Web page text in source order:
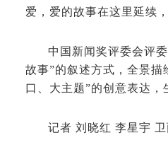
爱，爱的故事在这里延续
中国新闻奖评委会评
故事”的叙述方式，全景
口、大主题”的创意表达，
记者 刘晓红 李星宇